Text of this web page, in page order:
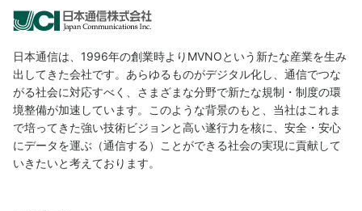
日本通信は、1996年の創業時よりMVNOという新たな産業を生み
出してきた会社です。あらゆるものがデジタル化し、通信でつな
がる社会に対応すべく、さまざまな分野で新たな規制・制度の環
境整備が加速しています。このような背景のもと、当社はこれま
で培ってきた強い技術ビジョンと高い遂行力を核に、安全・安心
にデータを運ぶ（通信する）ことができる社会の実現に貢献して
いきたいと考えております。